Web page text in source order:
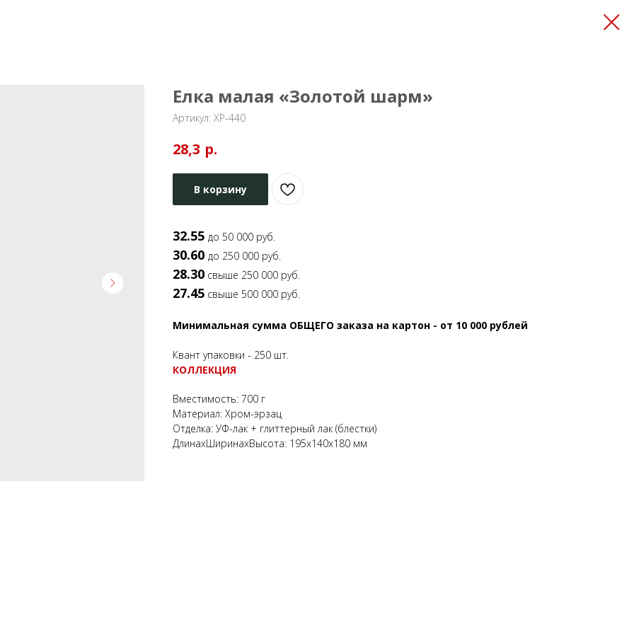
Елка малая «Золотой шарм»
Артикул: ХР-440
28,3 р.
В корзину
32.55 до 50 000 руб.
30.60 до 250 000 руб.
28.30 свыше 250 000 руб.
27.45 свыше 500 000 руб.
Минимальная сумма ОБЩЕГО заказа на картон - от 10 000 рублей
Квант упаковки - 250 шт.
КОЛЛЕКЦИЯ
Вместимость: 700 г
Материал: Хром-эрзац
Отделка: УФ-лак + глиттерный лак (блестки)
ДлинахШиринахВысота: 195х140х180 мм